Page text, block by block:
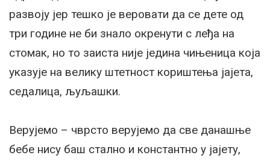
развоју јер тешко је веровати да се дете од
три године не би знало окренути с леђа на
стомак, но то заиста није једина чињеница која
указује на велику штетност кориштења јајета,
седалица, љуљашки.
Верујемо – чврсто верујемо да све данашње
бебе нису баш стално и константно у јајету,